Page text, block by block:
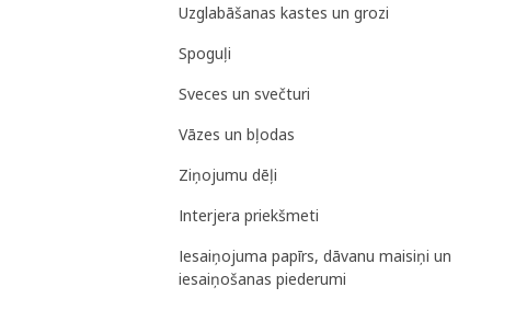
Uzglabāšanas kastes un grozi
Spoguļi
Sveces un svečturi
Vāzes un bļodas
Ziņojumu dēļi
Interjera priekšmeti
Iesaiņojuma papīrs, dāvanu maisiņi un
iesaiņošanas piederumi